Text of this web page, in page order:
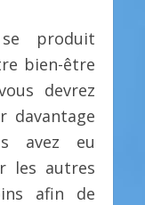
produit
bien-être
devrez
davantage
avez eu
les autres
afin de